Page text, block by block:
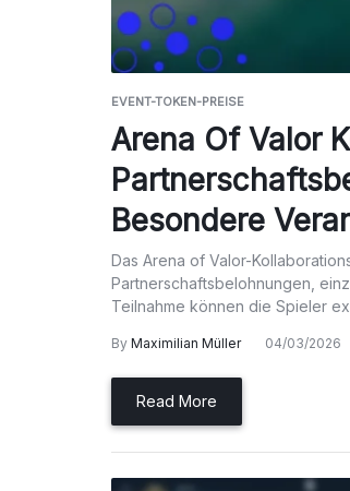
EVENT-TOKEN-PREISE
Arena Of Valor
Besondere
Das Arena of Valor-
Partnerschaftsbelohnungen,
Teilnahme können die Spieler
By Maximilian Müller 04/03/2026
Read More